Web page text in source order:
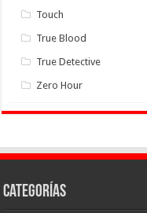
Touch
True Blood
True Detective
Zero Hour
Categorías